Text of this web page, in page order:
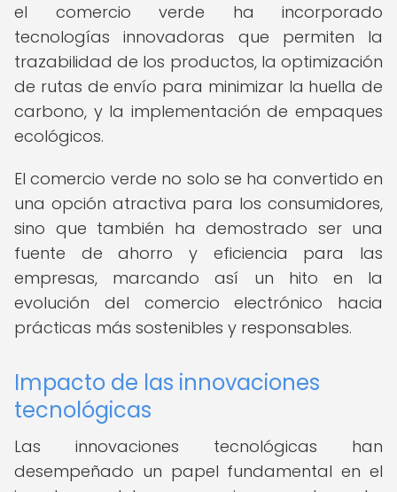
el comercio verde ha incorporado
tecnologías innovadoras que permiten la
trazabilidad de los productos, la optimización
de rutas de envío para minimizar la huella de
carbono, y la implementación de empaques
ecológicos.
El comercio verde no solo se ha convertido en
una opción atractiva para los consumidores,
sino que también ha demostrado ser una
fuente de ahorro y eficiencia para las
empresas, marcando así un hito en la
evolución del comercio electrónico hacia
prácticas más sostenibles y responsables.
Impacto de las innovaciones
tecnológicas
Las innovaciones tecnológicas han
desempeñado un papel fundamental en el